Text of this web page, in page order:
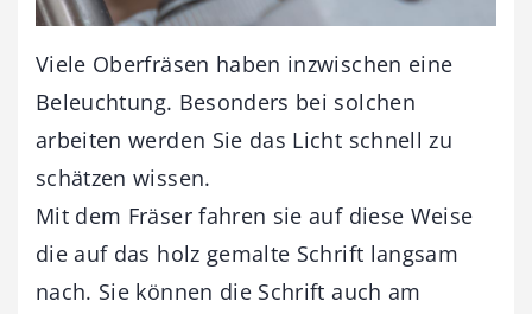
Viele Oberfräsen haben inzwischen eine
Beleuchtung. Besonders bei solchen
arbeiten werden Sie das Licht schnell zu
schätzen wissen.
Mit dem Fräser fahren sie auf diese Weise
die auf das holz gemalte Schrift langsam
nach. Sie können die Schrift auch am